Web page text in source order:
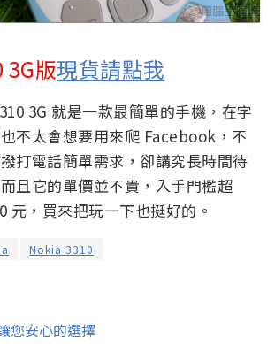
版現貨請點我
3G 就是一款最簡單的手機，在字
不太會想要用來爬 Facebook，不
打電話簡單需求，卻講究長時間待
且它的單價並不貴，入手門檻超
元，買來把玩一下也挺好的。
Nokia 3310
您安心的選擇